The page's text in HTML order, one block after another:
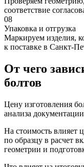
соответствие
08
Упаковка и отгрузка
Маркируем изделия,
к поставке в Санкт-
От чего
болтов
Цену изготовления
анализа
На стоимость влияет
по образцу в расчет
геометрии и